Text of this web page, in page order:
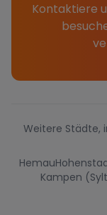
Kontaktiere
Weitere Städte,
Hemau
Kampen